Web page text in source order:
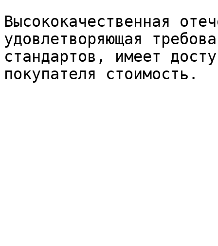
Высококачественная
удовлетворяющая
стандартов, имеет
покупателя стоимость.